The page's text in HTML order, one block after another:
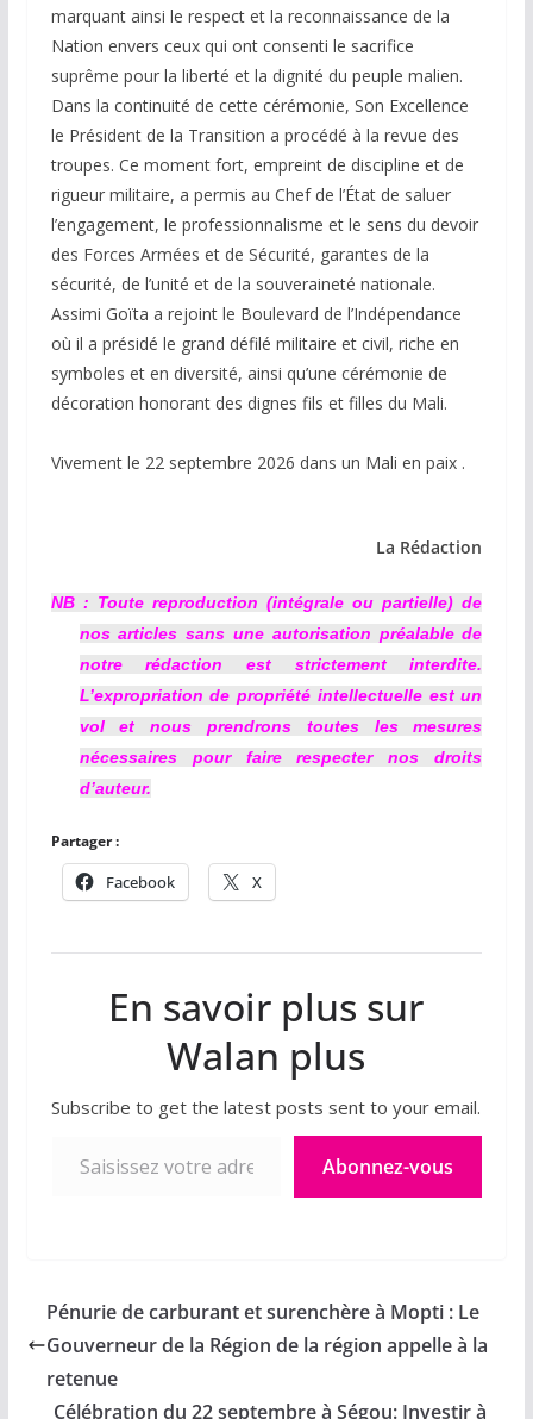
marquant ainsi le respect et la reconnaissance de la
Nation envers ceux qui ont consenti le sacrifice
suprême pour la liberté et la dignité du peuple malien.
‎Dans la continuité de cette cérémonie, Son Excellence
le Président de la Transition a procédé à la revue des
troupes. Ce moment fort, empreint de discipline et de
rigueur militaire, a permis au Chef de l’État de saluer
l’engagement, le professionnalisme et le sens du devoir
des Forces Armées et de Sécurité, garantes de la
sécurité, de l’unité et de la souveraineté nationale.
Assimi Goïta a rejoint le Boulevard de l’Indépendance
où il a présidé le grand défilé militaire et civil, riche en
symboles et en diversité, ainsi qu’une cérémonie de
décoration honorant des dignes fils et filles du Mali.
‎Vivement le 22 septembre 2026 dans un Mali en paix .
‎La Rédaction
NB : Toute reproduction (intégrale ou partielle) de
nos articles sans une autorisation préalable de
notre rédaction est strictement interdite.
L’expropriation de propriété intellectuelle est un
vol et nous prendrons toutes les mesures
nécessaires pour faire respecter nos droits
d’auteur.
Partager :
Facebook X
En savoir plus sur
Walan plus
Subscribe to get the latest posts sent to your email.
Abonnez-vous
Pénurie de carburant et surenchère à Mopti : Le
Gouverneur de la Région de la région appelle à la
retenue
Célébration du 22 septembre à Ségou: Investir à